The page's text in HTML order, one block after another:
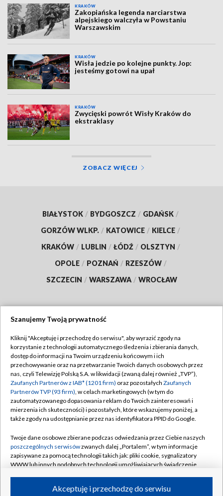
KRAKÓW
Zakopiańska legenda narciarstwa
alpejskiego walczyła w Powstaniu
Warszawskim
KRAKÓW
Wisła jedzie po kolejne punkty. Jop:
jesteśmy gotowi na upał
KRAKÓW
Zwycięski powrót Wisły Kraków do
ekstraklasy
ZOBACZ WIĘCEJ
BIAŁYSTOK / BYDGOSZCZ / GDAŃSK /
GORZÓW WLKP. / KATOWICE / KIELCE /
KRAKÓW / LUBLIN / ŁÓDŹ / OLSZTYN /
OPOLE / POZNAŃ / RZESZÓW /
SZCZECIN / WARSZAWA / WROCŁAW
TVP
Abonament TVP
Emisja w TVP
Centrum informacji TVP
Naziemna Telewizja Cyfrowa
Rada Programowa
System NOS
Informacje o nadawcy
Program dla prasy
Regulamin TVP
Polityka prywatności
Moje zgody
Pomoc
Kontakt
Kanały
Szanujemy Twoją prywatność
Kliknij "Akceptuję i przechodzę do serwisu", aby wyrazić zgody na
korzystanie z technologii automatycznego śledzenia i zbierania danych,
dostęp do informacji na Twoim urządzeniu końcowym i ich
przechowywanie oraz na przetwarzanie Twoich danych osobowych przez
nas, czyli Telewizję Polską S.A. w likwidacji (zwaną dalej również „TVP”),
Zaufanych Partnerów z IAB* (1201 firm) oraz pozostałych Zaufanych
Partnerów TVP (93 firm), w celach marketingowych (w tym do
zautomatyzowanego dopasowania reklam do Twoich zainteresowań i
mierzenia ich skuteczności) i pozostałych, które wskazujemy poniżej, a
także zgody na udostępnianie przez nas identyfikatora PPID do Google.
Twoje dane osobowe zbierane podczas odwiedzania przez Ciebie naszych
poszczególnych serwisówzwanych dalej „Portalem”, w tym informacje
zapisywane za pomocą technologii takich jak: pliki cookie, sygnalizatory
WWW lub innych podobnych technologii umożliwiających świadczenie
ruchu w Internecie.Akceptuję i przechodzę do serwisu